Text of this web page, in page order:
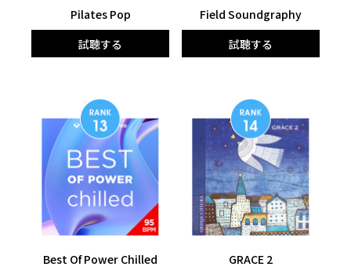
Pilates Pop
試聴する
Field Soundgraphy
試聴する
Best Of Power Chilled
GRACE 2